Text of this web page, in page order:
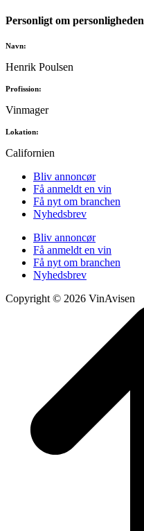
Personligt om personligheden
Navn:
Henrik Poulsen
Profission:
Vinmager
Lokation:
Californien
Bliv annoncør
Få anmeldt en vin
Få nyt om branchen
Nyhedsbrev
Bliv annoncør
Få anmeldt en vin
Få nyt om branchen
Nyhedsbrev
Copyright © 2026 VinAvisen